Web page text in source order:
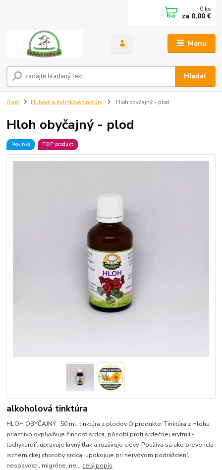
Menu
Hľadať
0 ks
za 0,00 €
Úvod Hubové a bylinkové tinktúry Hloh obyčajný - plod
Hloh obyčajný - plod
Novinka TOP produkt
alkoholová tinktúra
HLOH OBYČAJNÝ 50 ml, tinktúra z plodov O produkte: Tinktúra z Hlohu
priaznivo ovplyvňuje činnosť srdca, pôsobí proti srdečnej arytmií -
tachykardií, upravuje krvný tlak a rozširuje cievy. Používa sa ako prevencia
ischemickej choroby srdca, upokojuje pri nervovom podráždení,
nespavosti, migréne, ne... celý popis